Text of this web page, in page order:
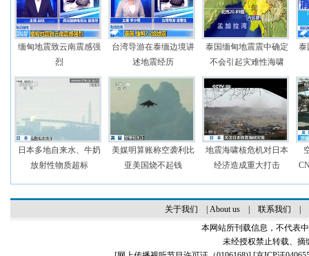
缅甸地震致云南震感强
烈
台湾导游在泰缅边境讲
述地震经历
泰国缅甸地震震中确定
不会引起灾难性海啸
泰
日本多地自来水、牛奶
放射性物质超标
美媒明算账称空袭利比
亚美国烧不起钱
地震海啸核危机对日本
经济造成重大打击
关于我们 About us| 联系我们
本网站所刊载信息，不代表
未经授权禁止转载、摘